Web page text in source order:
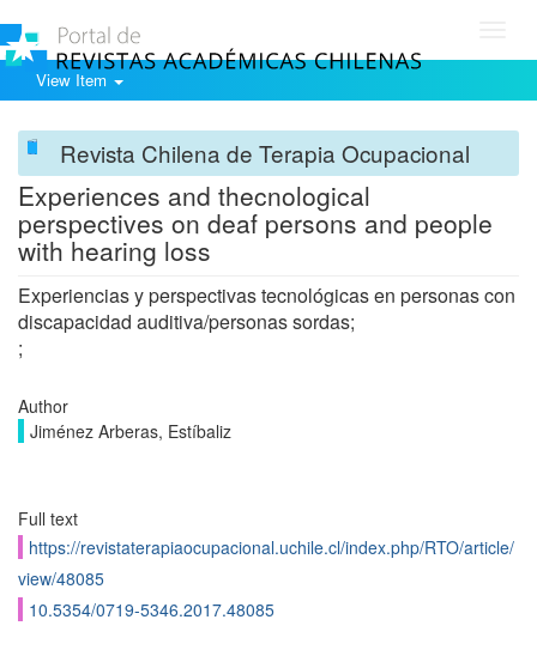
View Item
Revista Chilena de Terapia Ocupacional
Experiences and thecnological
perspectives on deaf persons and people
with hearing loss
Experiencias y perspectivas tecnológicas en personas con
discapacidad auditiva/personas sordas;
;
Author
Jiménez Arberas, Estíbaliz
Full text
https://revistaterapiaocupacional.uchile.cl/index.php/RTO/article/
view/48085
10.5354/0719-5346.2017.48085